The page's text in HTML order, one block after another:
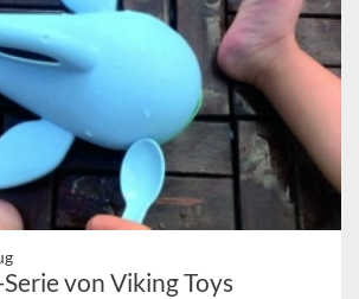
Serie von Viking Toys